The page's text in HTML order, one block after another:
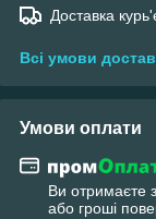
Доставка
Всі умови
Умови оплати
Ви отримаєте
або гроші